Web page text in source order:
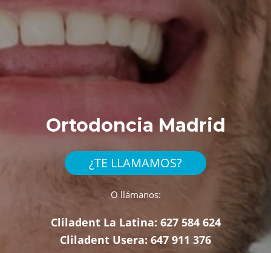
Ortodoncia Madrid
¿TE LLAMAMOS?
O llámanos:
Cliladent La Latina: 627 584 624
Cliladent Usera: 647 911 376